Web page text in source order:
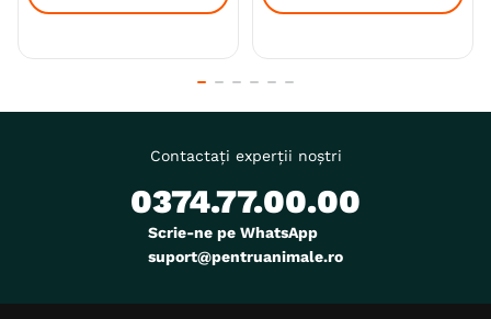
Contactați experții noștri
0374.77.00.00
Scrie-ne pe WhatsApp
suport@pentruanimale.ro